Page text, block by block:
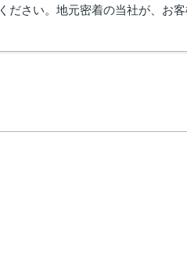
ください。地元密着の当社が、お